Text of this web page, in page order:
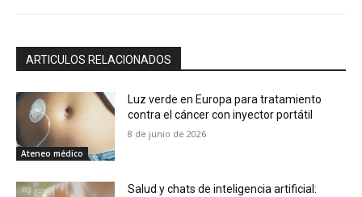
ARTICULOS RELACIONADOS
Ateneo médico
Luz verde en Europa para tratamiento
contra el cáncer con inyector portátil
8 de junio de 2026
Salud y chats de inteligencia artificial: